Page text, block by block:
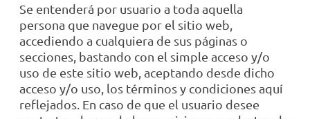
Se entenderá por usuario a toda aquella
persona que navegue por el sitio web,
accediendo a cualquiera de sus páginas o
secciones, bastando con el simple acceso y/o
uso de este sitio web, aceptando desde dicho
acceso y/o uso, los términos y condiciones aquí
reflejados. En caso de que el usuario desee